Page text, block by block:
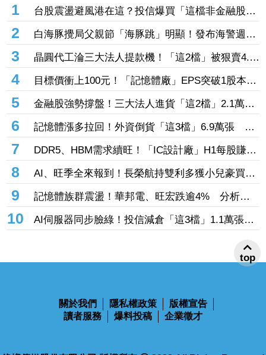
1
台股震盪避風港在這？投信爆買「這檔非金融股」
近7千張居冠 第一金連17買同步上榜
2
白海豚攪局父親節「海豚跳」明顯！發布海警週末
影響最劇 專家：外圍雨帶今晚進入陸地
3
晶圓代工淪三大法人提款機！「這2檔」被狠賣4.9
萬張 聯電中刀失血38.2億元跌4.53%
4
目標價衝上100元！「記憶體廠」EPS突破1股本
DRAM大漲45%＋合作美光獲利迎轉機
5
金融股強勢撐盤！三大法人進貨「這2檔」2.1萬
張 投8.54億元連12日進場三商壽
6
記憶體漲多拉回！外資倒貨「這3檔」6.9萬張 連
賣華邦電2天捲102億元
7
DDR5、HBM需求續旺！「IC設計廠」H1每股賺
9.13元 董座：搶晶圓產能比毛利率更重要
8
AI、旺季全來報到！長榮航持雙利多獲小兒豪買逾
53萬張成寵兒 「這檔」前7月營收狂超去年全年
也獲青睞
9
記憶體族群震盪！華邦電、旺宏跌逾4% 分析師
點名「這2檔」多頭：布局看技術面
10
AI伺服器同步臉綠！投信減倉「這3檔」1.1萬張
投信連砍緯創2刀帶走18.96億元
關於我們 隱私權政策
版權宣告
讀者服務
爆料投稿 企業徵才
top